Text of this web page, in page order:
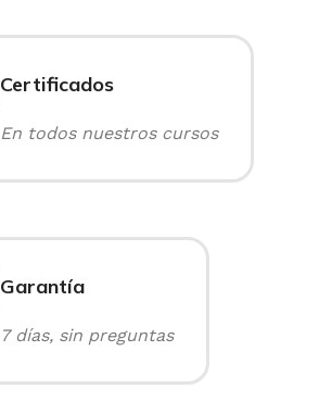
Certificados
En todos nuestros cursos
Garantía
7 días, sin preguntas